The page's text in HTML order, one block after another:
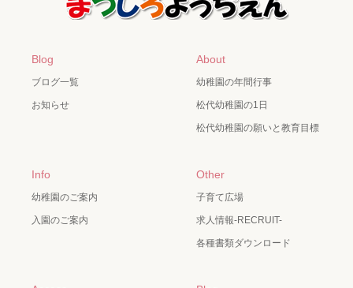
Blog
ブログ一覧
お知らせ
About
幼稚園の年間行事
松代幼稚園の1日
松代幼稚園の願いと教育目標
Info
幼稚園のご案内
入園のご案内
Other
子育て広場
求人情報-RECRUIT-
各種書類ダウンロード